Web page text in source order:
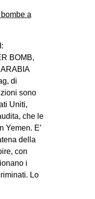
BOMB,
di
sono
Uniti,
che le
Yemen. E’
della
con
i
Lo